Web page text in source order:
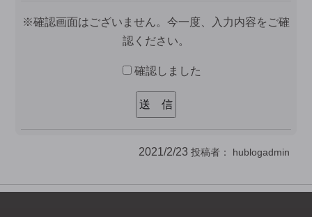
※確認画面はございません。今一度、入力内容をご確
認ください。
確認しました
2021/2/23 投稿者： hublogadmin